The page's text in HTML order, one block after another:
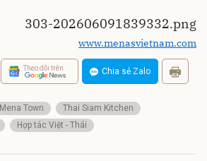
www.menasvietnam.com
Theo dõi trên Chia sẻ Zalo
Mena Town
Thai Siam Kitchen
Hợp tác Việt - Thái